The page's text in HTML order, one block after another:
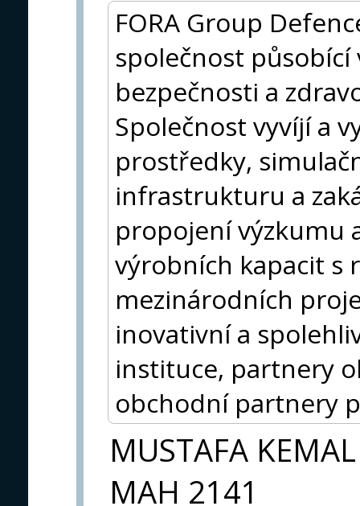
FORA Group
společnost
bezpečnosti a
Společnost vyvíjí a
prostředky,
infrastrukturu a
propojení výzkumu
výrobních kapacit s
mezinárodních
inovativní a
instituce, partnery
obchodní partnery
MUSTAFA KEMAL
MAH 2141